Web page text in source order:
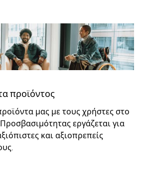
προϊόντος
μας με τους χρήστες στο
εργάζεται για
και αξιοπρεπείς